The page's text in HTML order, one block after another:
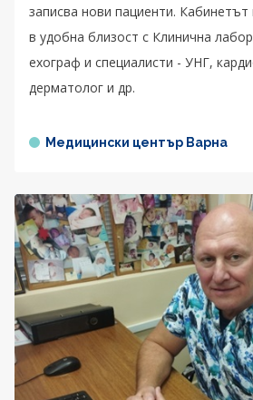
записва нови пациенти.
в удобна близост с Клинична
ехограф и специалисти - УНГ,
дерматолог и др.
Медицински център Варна